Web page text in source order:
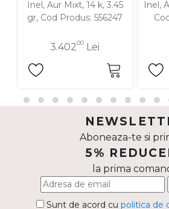
Inel, Aur Mixt, 14 k, 3.45
gr, Cod Produs: 556247
3.40200 Lei
Inel,
Aboneaza-te si
5%
la prima
Sunt de acord cu politica de